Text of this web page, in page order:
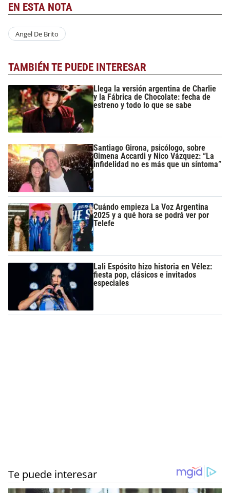
EN ESTA NOTA
Angel De Brito
TAMBIÉN TE PUEDE INTERESAR
Llega la versión argentina de Charlie
y la Fábrica de Chocolate: fecha de
estreno y todo lo que se sabe
Santiago Girona, psicólogo, sobre
Gimena Accardi y Nico Vázquez: “La
infidelidad no es más que un síntoma”
Cuándo empieza La Voz Argentina
2025 y a qué hora se podrá ver por
Telefe
Lali Espósito hizo historia en Vélez:
fiesta pop, clásicos e invitados
especiales